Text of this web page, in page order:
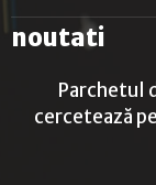
noutati
Parchetul
cercetează